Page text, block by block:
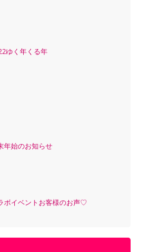
ゆく年くる年
年始のお知らせ
ボイベントお客様のお声♡